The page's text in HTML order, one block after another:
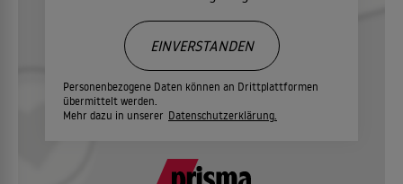
Personenbezogene Daten können an Drittplattformen
übermittelt werden.
Mehr dazu in unserer Datenschutzerklärung.
EINVERSTANDEN